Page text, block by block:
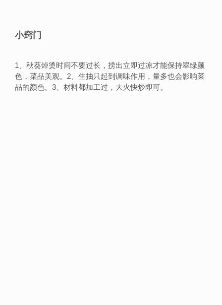
小窍门
1、秋葵焯烫时间不要过长，捞出立即过凉才能保持翠绿颜
色，菜品美观。2、生抽只起到调味作用，量多也会影响菜
品的颜色。3、材料都加工过，大火快炒即可。